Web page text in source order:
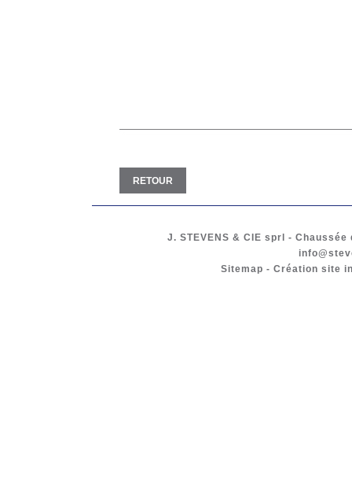
RETOUR
J. STEVENS & CIE sprl - Chaussée
Sitemap - Création site